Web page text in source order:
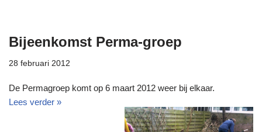
Bijeenkomst Perma-groep
28 februari 2012
De Permagroep komt op 6 maart 2012 weer bij elkaar.
Lees verder »